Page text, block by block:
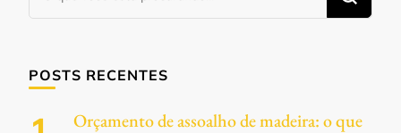
algo?
POSTS RECENTES
Orçamento de assoalho de madeira: o que